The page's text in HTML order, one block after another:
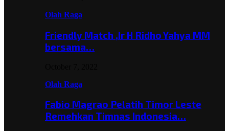
Olah Raga
Friendly Match ,Ir H Ridho Yahya MM
bersama…
Olah Raga
Fabio Magrao Pelatih Timor Leste
Remehkan Timnas Indonesia…